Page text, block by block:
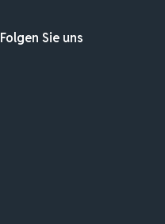
Folgen Sie uns